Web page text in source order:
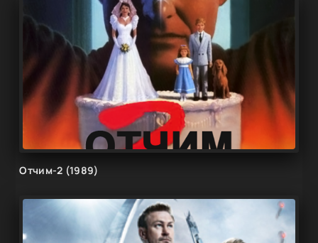
Отчим-2 (1989)